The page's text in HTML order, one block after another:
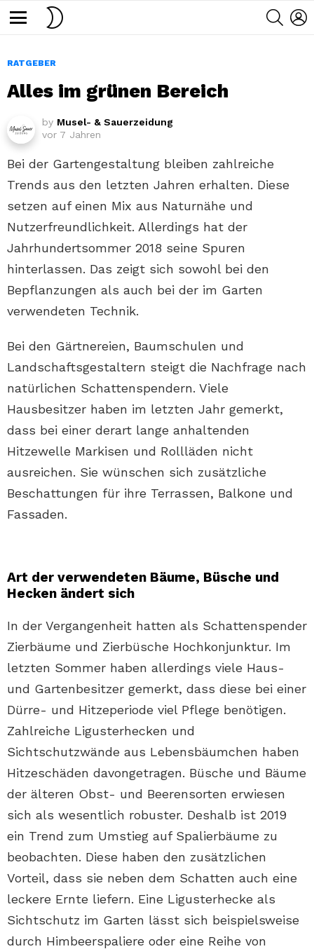
RATGEBER
Alles im grünen Bereich
by Musel- & Sauerzeidung
vor 7 Jahren
Bei der Gartengestaltung bleiben zahlreiche
Trends aus den letzten Jahren erhalten. Diese
setzen auf einen Mix aus Naturnähe und
Nutzerfreundlichkeit. Allerdings hat der
Jahrhundertsommer 2018 seine Spuren
hinterlassen. Das zeigt sich sowohl bei den
Bepflanzungen als auch bei der im Garten
verwendeten Technik.
Bei den Gärtnereien, Baumschulen und
Landschaftsgestaltern steigt die Nachfrage nach
natürlichen Schattenspendern. Viele
Hausbesitzer haben im letzten Jahr gemerkt,
dass bei einer derart lange anhaltenden
Hitzewelle Markisen und Rollläden nicht
ausreichen. Sie wünschen sich zusätzliche
Beschattungen für ihre Terrassen, Balkone und
Fassaden.
Art der verwendeten Bäume, Büsche und
Hecken ändert sich
In der Vergangenheit hatten als Schattenspender
Zierbäume und Zierbüsche Hochkonjunktur. Im
letzten Sommer haben allerdings viele Haus-
und Gartenbesitzer gemerkt, dass diese bei einer
Dürre- und Hitzeperiode viel Pflege benötigen.
Zahlreiche Ligusterhecken und
Sichtschutzwände aus Lebensbäumchen haben
Hitzeschäden davongetragen. Büsche und Bäume
der älteren Obst- und Beerensorten erwiesen
sich als wesentlich robuster. Deshalb ist 2019
ein Trend zum Umstieg auf Spalierbäume zu
beobachten. Diese haben den zusätzlichen
Vorteil, dass sie neben dem Schatten auch eine
leckere Ernte liefern. Eine Ligusterhecke als
Sichtschutz im Garten lässt sich beispielsweise
durch Himbeerspaliere oder eine Reihe von